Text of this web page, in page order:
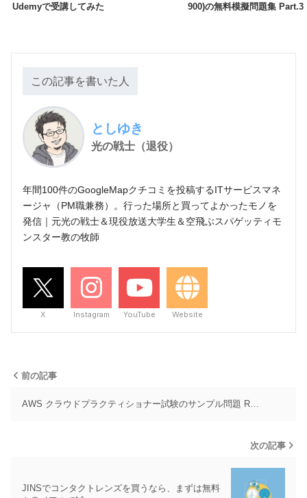
Udemyで受講してみた
900)の無料模擬問題集 Part.3
この記事を書いた人
としゆき
光の戦士（退役）
年間100件のGoogleMapクチコミを投稿するITサービスマネ
ージャ（PM職兼務）。行った場所と買ってよかったモノを
発信｜元光の戦士＆現役放送大学生＆空飛ぶスパゲッティモ
ンスター教の牧師
X Instagram YouTube Website
前の記事
AWS クラウドプラクティショナー試験のサンプル問題 R…
次の記事
JINSでコンタクトレンズを買うなら、まずは無料